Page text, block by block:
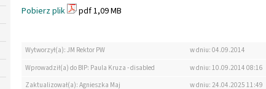
Pobierz plik
pdf 1,09 MB
Wytworzył(a): JM Rektor PW
w dniu: 04.09.2014
Wprowadził(a) do BIP: Paula Kruza - disabled
w dniu: 10.09.2014 08:16
Zaktualizował(a): Agnieszka Maj
w dniu: 24.04.2025 11:49